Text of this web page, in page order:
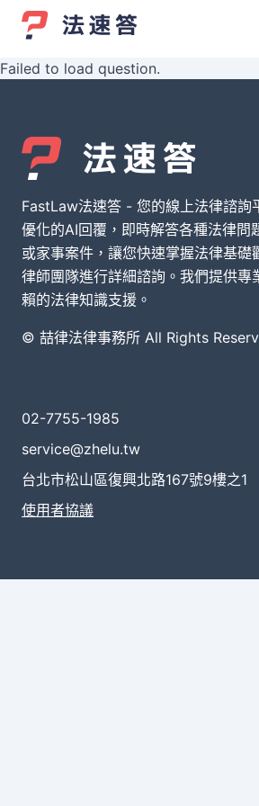
Failed to load question.
FastLaw法速答 - 您的線上法律諮詢
優化的AI回覆，即時解答各種法律問
或家事案件，讓您快速掌握法律基礎
律師團隊進行詳細諮詢。我們提供專
賴的法律知識支援。
© 喆律法律事務所 All Rights
02-7755-1985
service@zhelu.tw
台北市松山區復興北路167號9樓之1
使用者協議